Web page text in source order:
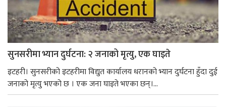
सुनसरीमा भ्यान दुर्घटना: २ जनाको मृत्यु, एक घाइते
इटहरी। सुनसरीको इटहरीमा विद्युत कार्यालय धरानको भ्यान दुर्घटना हुँदा दुई
जनाको मृत्यु भएको छ । एक जना घाइते भएका छन्।...